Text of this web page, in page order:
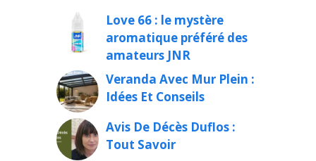
Love 66 : le mystère
aromatique préféré des
amateurs JNR
Veranda Avec Mur Plein :
Idées Et Conseils
Avis De Décès Duflos :
Tout Savoir